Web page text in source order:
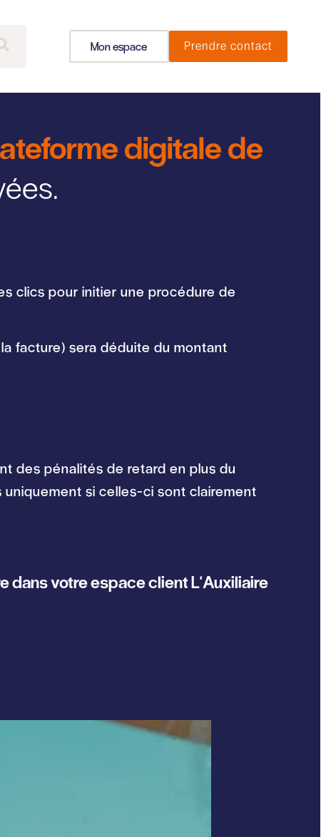
Mon espace Prendre contact
digitale de
clics pour initier une procédure de
facture) sera déduite du montant
des pénalités de retard en plus du
si celles-ci sont clairement
dans votre espace client L'Auxiliaire